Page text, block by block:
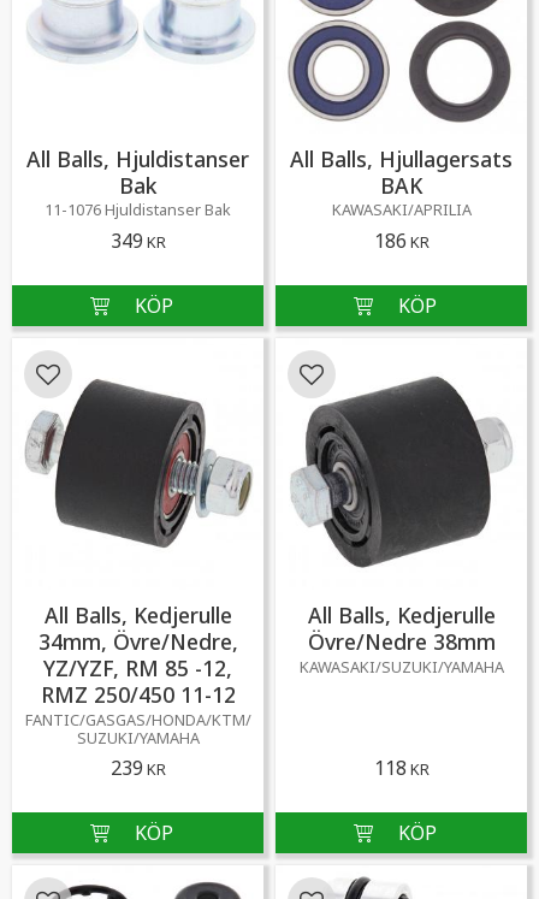
All Balls, Hjuldistanser
Bak
11-1076 Hjuldistanser Bak
349 KR
All Balls, Hjullagersats
BAK
KAWASAKI/APRILIA
186 KR
All Balls, Kedjerulle
34mm, Övre/Nedre,
YZ/YZF, RM 85 -12,
RMZ 250/450 11-12
FANTIC/GASGAS/HONDA/KTM/
SUZUKI/YAMAHA
239 KR
Lägg till i favoriter
All Balls, Kedjerulle
Övre/Nedre 38mm
KAWASAKI/SUZUKI/YAMAHA
118 KR
Lägg till i favoriter